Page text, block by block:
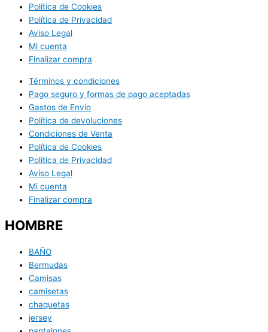
Política de Cookies
Política de Privacidad
Aviso Legal
Mi cuenta
Finalizar compra
Términos y condiciones
Pago seguro y formas de pago aceptadas
Gastos de Envío
Política de devoluciones
Condiciones de Venta
Política de Cookies
Política de Privacidad
Aviso Legal
Mi cuenta
Finalizar compra
HOMBRE
BAÑO
Bermudas
Camisas
camisetas
chaquetas
jersey